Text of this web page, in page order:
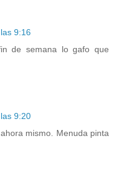
9:16
de semana lo gafo que
9:20
mismo. Menuda pinta